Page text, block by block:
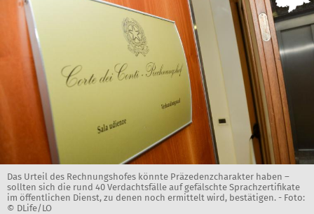
Das Urteil des Rechnungshofes könnte Präzedenzcharakter haben –
sollten sich die rund 40 Verdachtsfälle auf gefälschte Sprachzertifikate
im öffentlichen Dienst, zu denen noch ermittelt wird, bestätigen. - Foto:
© DLife/LO